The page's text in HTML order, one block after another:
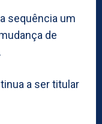
sequência um
de
a ser titular